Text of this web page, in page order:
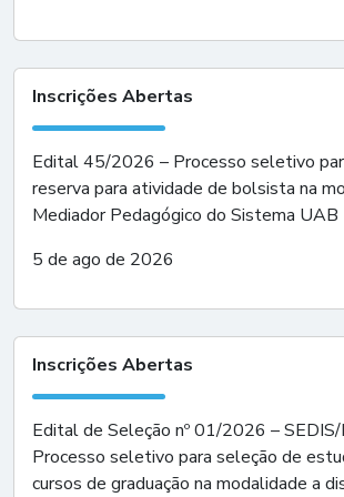
Inscrições Abertas
Edital 45/2026 – Processo seletivo
reserva para atividade de bolsista na
Mediador Pedagógico do Sistema UAB
5 de ago de 2026
Inscrições Abertas
Edital de Seleção nº 01/2026 –
Processo seletivo para seleção de
cursos de graduação na modalidade a